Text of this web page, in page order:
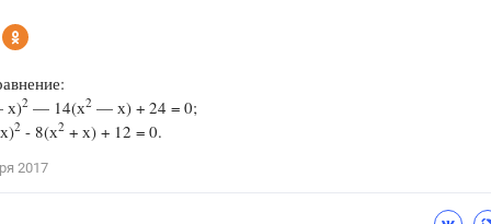
х)2 — 14(х2 — х) + 24 = 0;
2 - 8(х2 + х) + 12 = 0.
2017